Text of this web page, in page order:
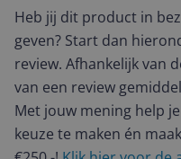
Heb jij dit product in
geven? Start dan
review. Afhankelijk van
van een review
Met jouw mening help
keuze te maken én